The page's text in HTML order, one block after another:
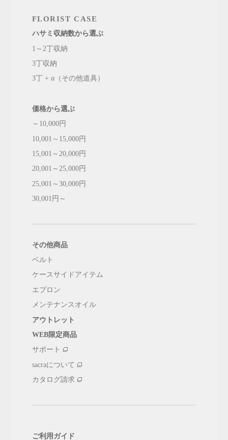
FLORIST CASE
ハサミ収納数から選ぶ
1～2丁収納
3丁収納
3丁 + α（その他道具）
価格から選ぶ
～10,000円
10,001～15,000円
15,001～20,000円
20,001～25,000円
25,001～30,000円
30,001円～
その他商品
ベルト
ケースサイドアイテム
エプロン
メンテナンスオイル
アウトレット
WEB限定商品
サポート
sacraについて
カタログ請求
ご利用ガイド